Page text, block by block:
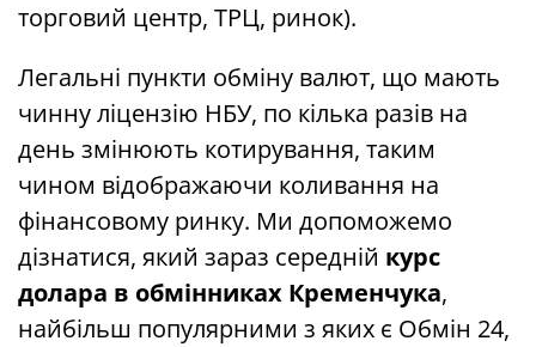
торговий центр, ТРЦ, ринок).
Легальні пункти обміну валют, що мають
чинну ліцензію НБУ, по кілька разів на
день змінюють котирування, таким
чином відображаючи коливання на
фінансовому ринку. Ми допоможемо
дізнатися, який зараз середній курс
долара в обмінниках Кременчука,
найбільш популярними з яких є Обмін 24,